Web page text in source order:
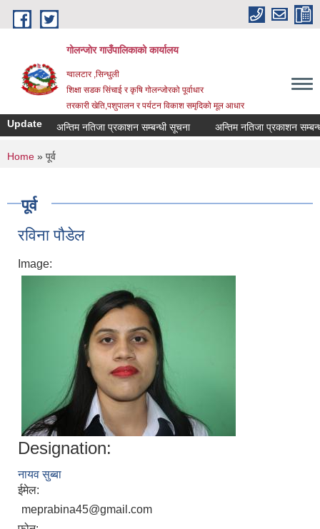
Skip to main content
गोलन्जोर गाउँपालिकाको कार्यालय
ग्वालटार ,सिन्धुली
शिक्षा सडक सिंचाई र कृषि गोलन्जोरको पूर्वाधार
तरकारी खेति,पशुपालन र पर्यटन विकाश समृदिको मूल आधार
Updateअन्तिम नतिजा प्रकाशन सम्बन्धी सूचना अन्तिम नतिजा प्रकाशन सम्बन्धी
You are here
Home » पूर्व
पूर्व
रविना पौडेल
Image:
Designation:
नायव सुब्बा
ईमेल:
meprabina45@gmail.com